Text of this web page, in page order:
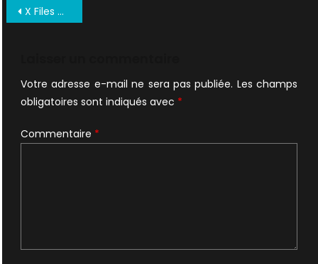
Navigation
X Files Culte Et Occulte Tele Obs 2016.02.06 12 0000
Votre adresse e-mail ne sera pas publiée. Les champs
obligatoires sont indiqués avec *
Commentaire *